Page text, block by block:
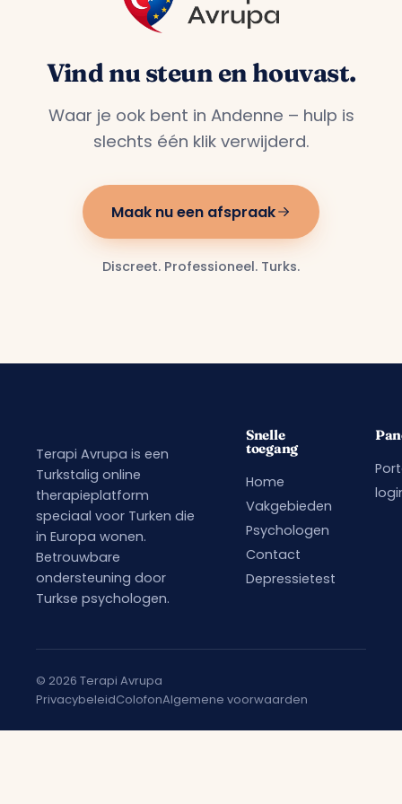
Vind nu steun en houvast.
Waar je ook bent in Andenne – hulp is
slechts één klik verwijderd.
Maak nu een afspraak
Discreet. Professioneel. Turks.
Terapi Avrupa is een
Turkstalig online
therapieplatform
speciaal voor Turken die
in Europa wonen.
Betrouwbare
ondersteuning door
Turkse psychologen.
Snelle
toegang
Home
Vakgebieden
Psychologen
Contact
Depressietest
© 2026 Terapi Avrupa
PrivacybeleidColofonAlgemene voorwaarden